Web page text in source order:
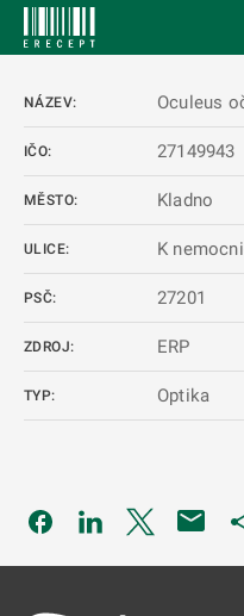
NÁZEV: Oculeus
IČO: 27149943
MĚSTO: Kladno
ULICE: K
PSČ: 27201
ZDROJ: ERP
TYP: Optika
Odkaz se otevře na
Odkaz seOdkaz